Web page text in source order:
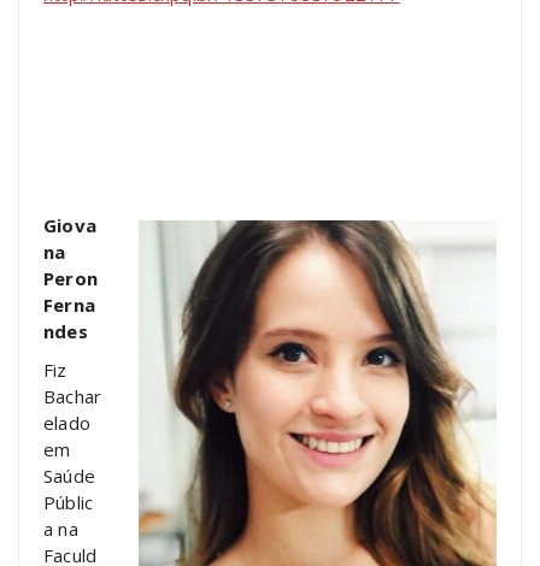
Giova
na
Peron
Ferna
ndes
Fiz
Bachar
elado
em
Saúde
Públic
a na
Faculd